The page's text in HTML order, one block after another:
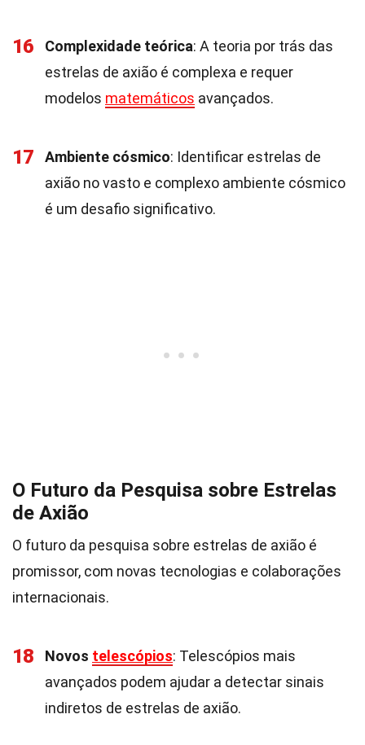
16 Complexidade teórica: A teoria por trás das
estrelas de axião é complexa e requer
modelos matemáticos avançados.
17 Ambiente cósmico: Identificar estrelas de
axião no vasto e complexo ambiente cósmico
é um desafio significativo.
O Futuro da Pesquisa sobre Estrelas
de Axião
O futuro da pesquisa sobre estrelas de axião é
promissor, com novas tecnologias e colaborações
internacionais.
18 Novos telescópios: Telescópios mais
avançados podem ajudar a detectar sinais
indiretos de estrelas de axião.